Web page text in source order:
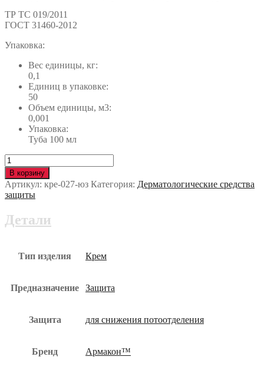
ТР ТС 019/2011
ГОСТ 31460-2012
Упаковка:
Вес единицы, кг:
0,1
Единиц в упаковке:
50
Объем единицы, м3:
0,001
Упаковка:
Туба 100 мл
Количество
Крем
СЕРВОЛИН
ЭМУЛЬСИЯ
для
потоотделения
кре-027-
В корзину
Артикул: кре-027-юз Категория: Дерматологические средства
защиты
Детали
Тип изделия Крем
Предназначение Защита
Защита для снижения потоотделения
Бренд Армакон™